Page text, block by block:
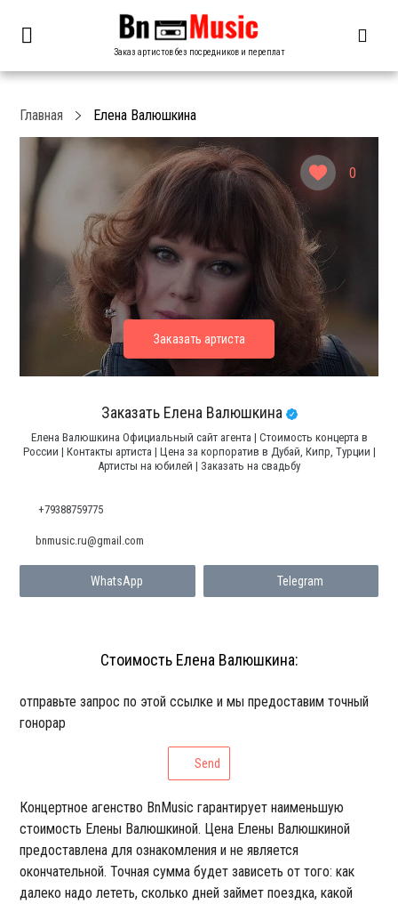
Заказ артистов без посредников и переплат
0
Главная Елена Валюшкина
Заказать Елена Валюшкина
Елена Валюшкина Официальный сайт агента | Стоимость концерта в
России | Контакты артиста | Цена за корпоратив в Дубай, Кипр, Турции |
Артисты на юбилей | Заказать на свадьбу
+79388759775
WhatsApp Telegram
bnmusic.ru@gmail.com
Стоимость Елена Валюшкина:
отправьте запрос по этой ссылке и мы предоставим точный
гонорар
Send
Концертное агенство BnMusic гарантирует наименьшую
стоимость Елены Валюшкиной. Цена Елены Валюшкиной
предоставлена для ознакомления и не является
окончательной. Точная сумма будет зависеть от того: как
далеко надо лететь, сколько дней займет поездка, какой